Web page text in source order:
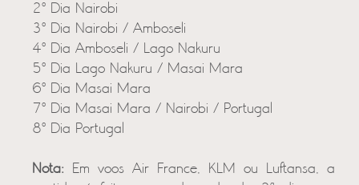
2º Dia Nairobi
3º Dia Nairobi / Amboseli
4º Dia Amboseli / Lago Nakuru
5º Dia Lago Nakuru / Masai Mara
6º Dia Masai Mara
7º Dia Masai Mara / Nairobi / Portugal
8º Dia Portugal
Nota: Em voos Air France, KLM ou Luftansa, a